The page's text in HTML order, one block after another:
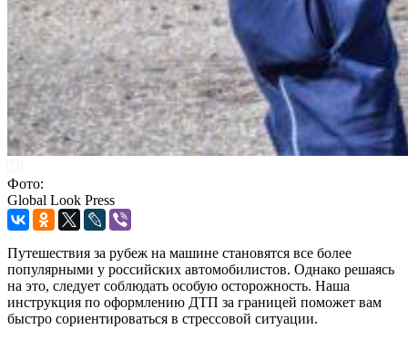
Фото:
Global Look Press
Путешествия за рубеж на машине становятся все более
популярными у российских автомобилистов. Однако решаясь
на это, следует соблюдать особую осторожность. Наша
инструкция по оформлению ДТП за границей поможет вам
быстро сориентироваться в стрессовой ситуации.